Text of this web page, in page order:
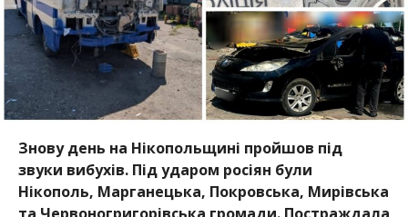
Знову день на Нікопольщині пройшов під
звуки вибухів. Під ударом росіян були
Нікополь, Марганецька, Покровська, Мирівська
та Червоногригорівська громади. Постраждала